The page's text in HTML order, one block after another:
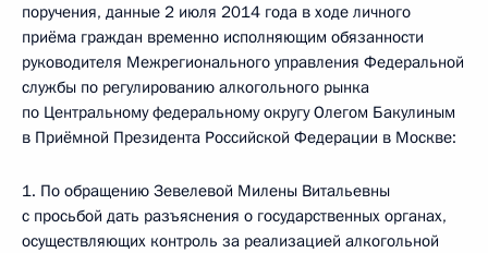
поручения, данные 2 июля 2014 года в ходе личного
приёма граждан временно исполняющим обязанности
руководителя Межрегионального управления Федеральной
службы по регулированию алкогольного рынка
по Центральному федеральному округу Олегом Бакулиным
в Приёмной Президента Российской Федерации в Москве:
1. По обращению Зевелевой Милены Витальевны
с просьбой дать разъяснения о государственных органах,
осуществляющих контроль за реализацией алкогольной